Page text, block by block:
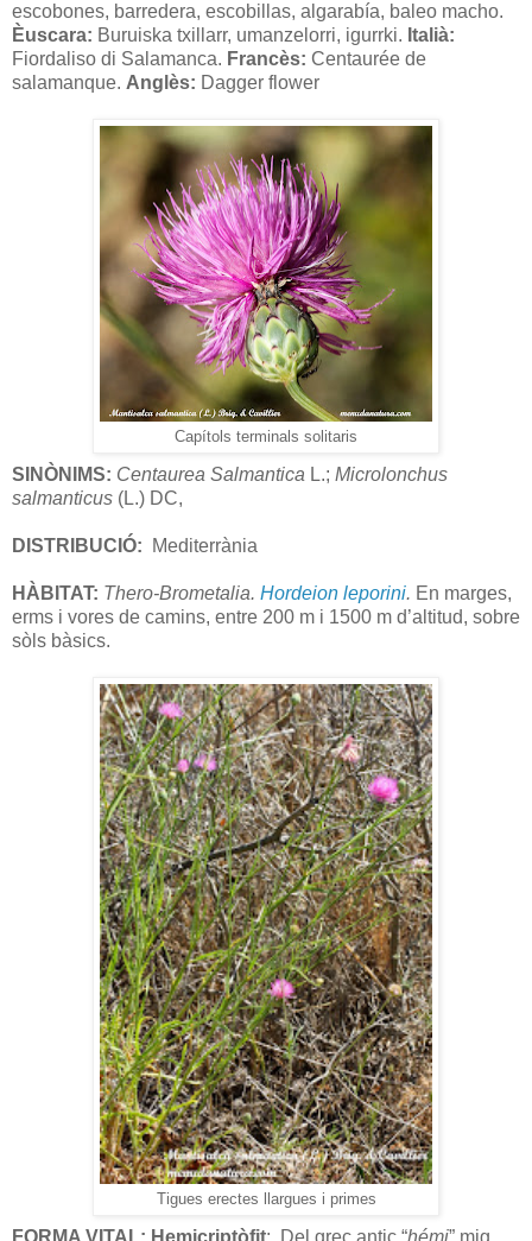
escobones, barredera, escobillas, algarabía, baleo macho.
Èuscara: Buruiska txillarr, umanzelorri, igurrki. Italià:
Fiordaliso di Salamanca. Francès: Centaurée de
salamanque. Anglès: Dagger flower
Capítols terminals solitaris
SINÒNIMS: Centaurea Salmantica L.; Microlonchus
salmanticus (L.) DC,
DISTRIBUCIÓ: Mediterrània
HÀBITAT: Thero-Brometalia. Hordeion leporini. En marges,
erms i vores de camins, entre 200 m i 1500 m d’altitud, sobre
sòls bàsics.
Tigues erectes llargues i primes
FORMA VITAL: Hemicriptòfit: Del grec antic “hémi” mig,